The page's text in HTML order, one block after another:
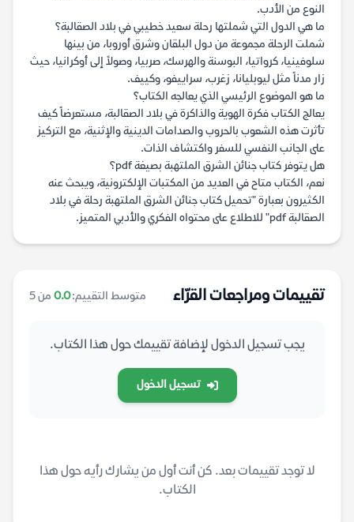
النوع من الأدب.
ما هي الدول التي شملتها رحلة سعيد خطيبي في بلاد الصقالبة؟
شملت الرحلة مجموعة من دول البلقان وشرق أوروبا، من بينها
سلوفينيا، كرواتيا، البوسنة والهرسك، صربيا، وصولاً إلى أوكرانيا، حيث
زار مدناً مثل ليوبليانا، زغرب، سراييفو، وكييف.
ما هو الموضوع الرئيسي الذي يعالجه الكتاب؟
يعالج الكتاب فكرة الهوية والذاكرة في بلاد الصقالبة، مستعرضاً كيف
تأثرت هذه الشعوب بالحروب والصدامات الدينية والإثنية، مع التركيز
على الجانب النفسي للسفر واكتشاف الذات.
هل يتوفر كتاب جنائن الشرق الملتهبة بصيغة pdf؟
نعم، الكتاب متاح في العديد من المكتبات الإلكترونية، ويبحث عنه
الكثيرون بعبارة "تحميل كتاب جنائن الشرق الملتهبة رحلة في بلاد
الصقالبة pdf" للاطلاع على محتواه الفكري والأدبي المتميز.
تقييمات ومراجعات القرّاء متوسط التقييم:0.0 من 5
يجب تسجيل الدخول لإضافة تقييمك حول هذا الكتاب.
تسجيل الدخول
لا توجد تقييمات بعد. كن أنت أول من يشارك رأيه حول هذا
الكتاب.